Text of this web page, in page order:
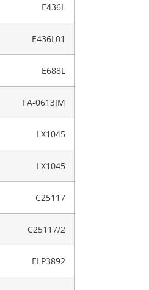
E436L
E436L01
E688L
FA-0613JM
LX1045
LX1045
C25117
C25117/2
ELP3892